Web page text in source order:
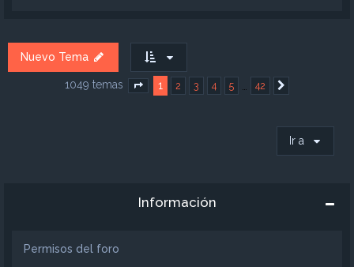
Nuevo Tema
1049 temas Página de 42
1 2 3 4 5 42
Ir a
Información
Permisos del foro